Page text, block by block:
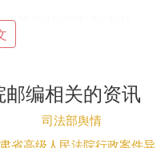
盖章的再审申请书一
情况、申请再审的事
书等法律文书及其复
的，应当附有驳回通
复印件。
编相关的资讯
司法部舆情
省高级人民法院行政案件异